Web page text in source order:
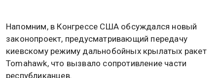
Напомним, в Конгрессе США обсуждался новый
законопроект, предусматривающий передачу
киевскому режиму дальнобойных крылатых ракет
Tomahawk, что вызвало сопротивление части
республиканцев.